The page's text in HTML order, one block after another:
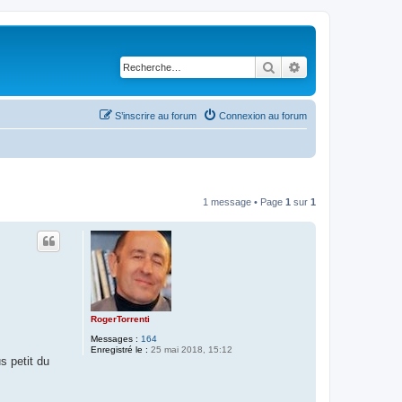
Rechercher
Connexion au forum
S’inscrire au forum
1 message • Page 1 sur 1
RogerTorrenti
Messages : 164
Enregistré le : 25 mai 2018, 15:12
petit du